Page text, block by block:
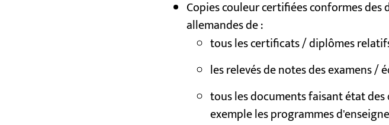
Copies couleur certifiées conformes
allemandes de :
tous les certificats / diplômes
les relevés de notes des examens /
tous les documents faisant état des
exemple les programmes